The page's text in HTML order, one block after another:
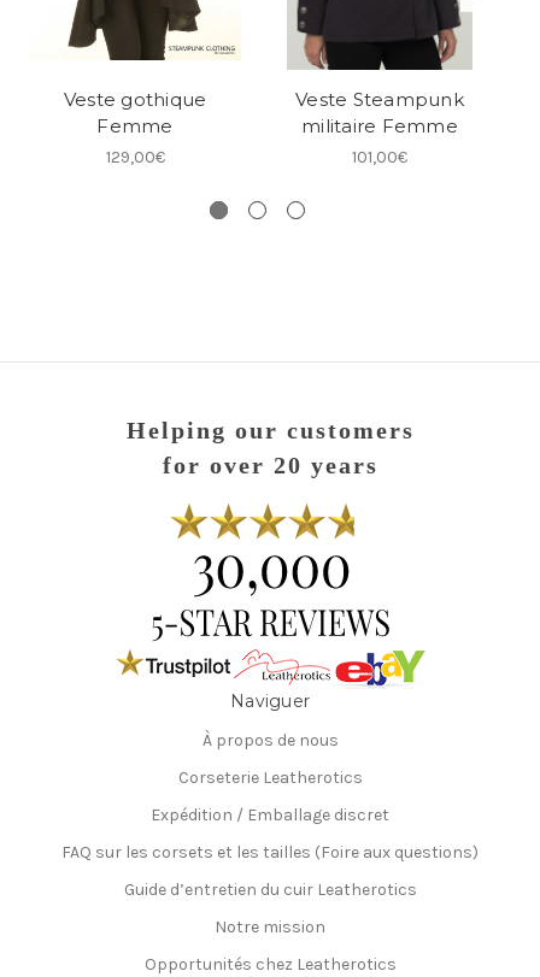
Veste gothique
Femme
129,00€
Veste Steampunk
militaire Femme
101,00€
Helping our customers
for over 20 years
Naviguer
À propos de nous
Corseterie Leatherotics
Expédition / Emballage discret
FAQ sur les corsets et les tailles (Foire aux questions)
Guide d’entretien du cuir Leatherotics
Notre mission
Opportunités chez Leatherotics